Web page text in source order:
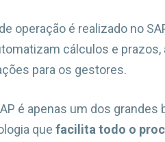
operação é realizado no
cálculos e
para os gestores.
é apenas um dos
que facilita todo o